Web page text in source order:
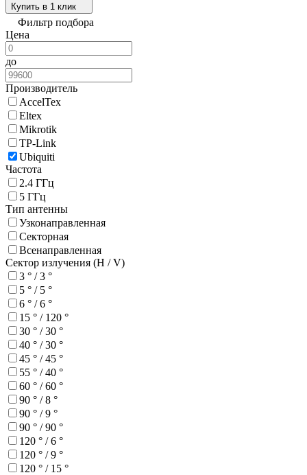
Купить в 1 клик
Фильтр подбора
Цена
до
Производитель
AccelTex
Eltex
Mikrotik
TP-Link
Ubiquiti
Частота
2.4 ГГц
5 ГГц
Тип антенны
Узконаправленная
Секторная
Всенаправленная
Сектор излучения (H / V)
3 ° / 3 °
5 ° / 5 °
6 ° / 6 °
15 ° / 120 °
30 ° / 30 °
40 ° / 30 °
45 ° / 45 °
55 ° / 40 °
60 ° / 60 °
90 ° / 8 °
90 ° / 9 °
90 ° / 90 °
120 ° / 6 °
120 ° / 9 °
120 ° / 15 °